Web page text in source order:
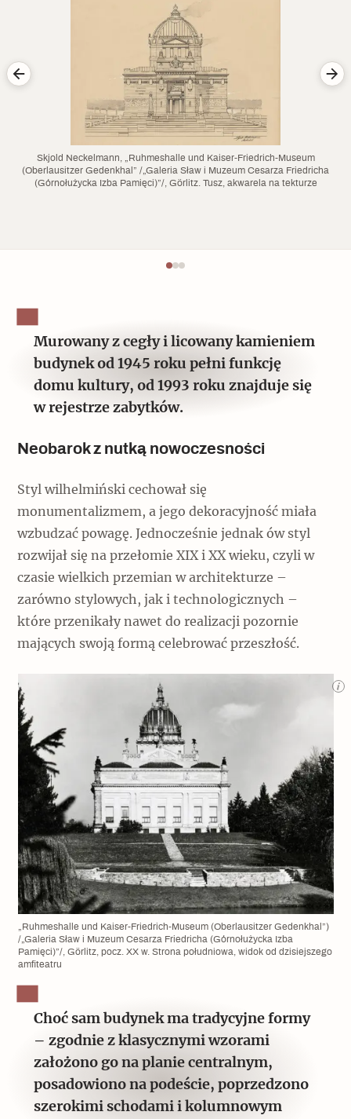
Skjold Neckelmann, „Ruhmeshalle und Kaiser-Friedrich-Museum
(Oberlausitzer Gedenkhal” /„Galeria Sław i Muzeum Cesarza Friedricha
(Górnołużycka Izba Pamięci)”/, Görlitz. Tusz, akwarela na tekturze
Murowany z cegły i licowany kamieniem
budynek od 1945 roku pełni funkcję
domu kultury, od 1993 roku znajduje się
w rejestrze zabytków.
Neobarok z nutką nowoczesności
Styl wilhelmiński cechował się
monumentalizmem, a jego dekoracyjność miała
wzbudzać powagę. Jednocześnie jednak ów styl
rozwijał się na przełomie XIX i XX wieku, czyli w
czasie wielkich przemian w architekturze –
zarówno stylowych, jak i technologicznych –
które przenikały nawet do realizacji pozornie
mających swoją formą celebrować przeszłość.
„Ruhmeshalle und Kaiser-Friedrich-Museum (Oberlausitzer Gedenkhal”)
/„Galeria Sław i Muzeum Cesarza Friedricha (Górnołużycka Izba
Pamięci)”/, Görlitz, pocz. XX w. Strona południowa, widok od dzisiejszego
amfiteatru
Choć sam budynek ma tradycyjne formy
– zgodnie z klasycznymi wzorami
założono go na planie centralnym,
posadowiono na podeście, poprzedzono
szerokimi schodami i kolumnowym